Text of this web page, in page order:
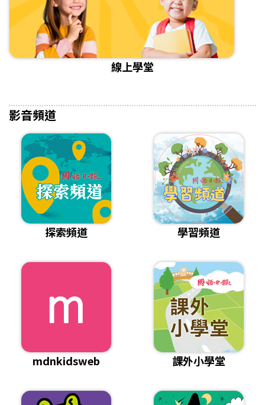
線上學堂
影音頻道
探索頻道 學習頻道
mdnkidsweb 課外小學堂